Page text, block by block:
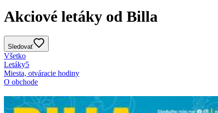
Akciové letáky od Billa
Sledovať
Všetko
Letáky5
Miesta, otváracie hodiny
O obchode